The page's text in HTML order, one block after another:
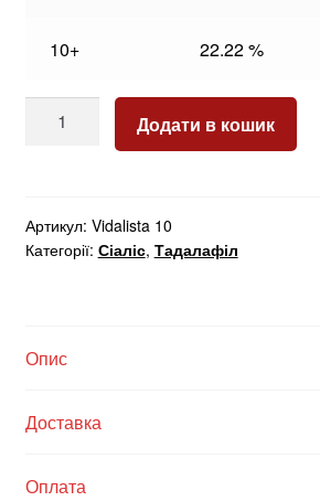
10+ 22.22 %
Додати в кошик
Артикул: Vidalista 10
Категорії: Сіаліс, Тадалафіл
Опис
Доставка
Оплата